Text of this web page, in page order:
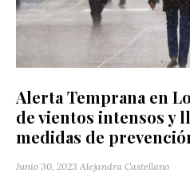
Alerta Temprana en
de vientos intensos y
medidas de
Junio 30, 2023 Alejandra Castellano